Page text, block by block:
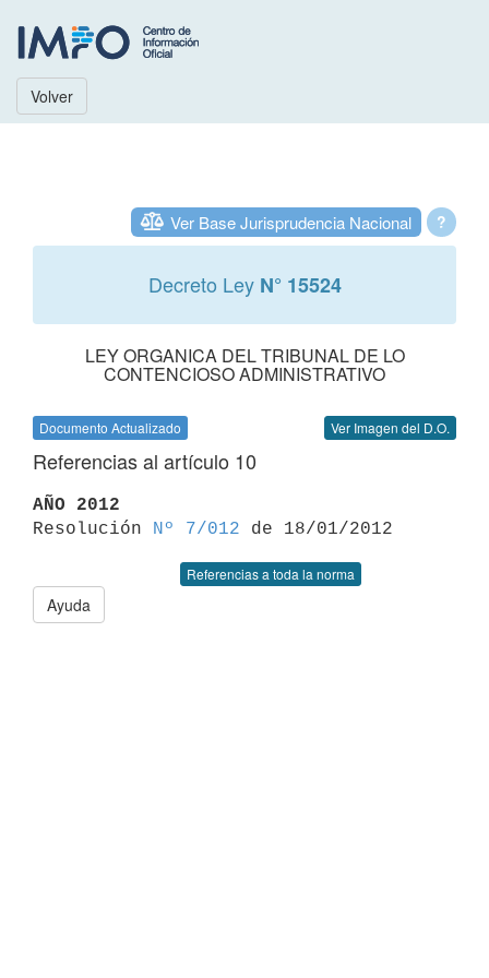
Volver
?
Ver Base Jurisprudencia Nacional
Decreto Ley N° 15524
LEY ORGANICA DEL TRIBUNAL DE LO
CONTENCIOSO ADMINISTRATIVO
Documento Actualizado Ver Imagen del D.O.
Referencias al artículo 10
AÑO 2012
Resolución
Nº 7/012
Referencias a toda la norma
Ayuda